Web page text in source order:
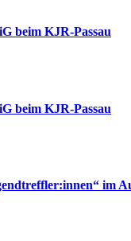
beim KJR-Passau
beim KJR-Passau
im